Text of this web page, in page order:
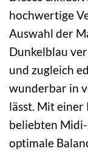
hochwertige
Auswahl der
Dunkelblau
und zugleich
wunderbar in
lässt. Mit einer
beliebten
optimale